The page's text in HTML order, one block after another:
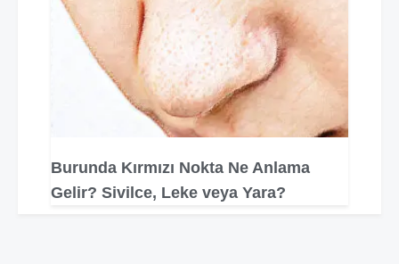
Burunda Kırmızı Nokta Ne Anlama
Gelir? Sivilce, Leke veya Yara?